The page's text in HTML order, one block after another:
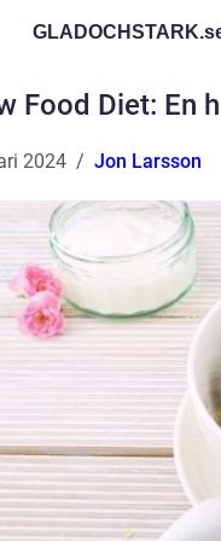
GLADOCHSTARK.
Food Diet: En
2024 Jon Larsson